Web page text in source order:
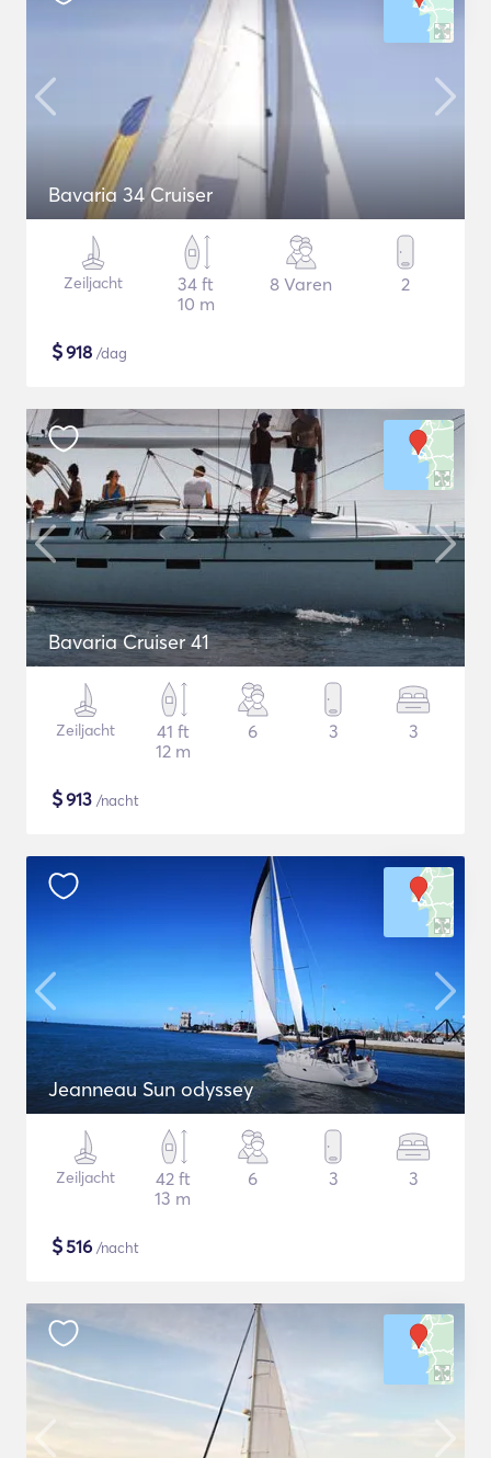
Bavaria 34 Cruiser
Zeiljacht
34 ft
10 m
8 Varen 2
$918 /dag
Bavaria Cruiser 41
Zeiljacht
41 ft
12 m
6 3 3
$913 /nacht
Jeanneau Sun odyssey
Zeiljacht
42 ft
13 m
6 3 3
$516 /nacht